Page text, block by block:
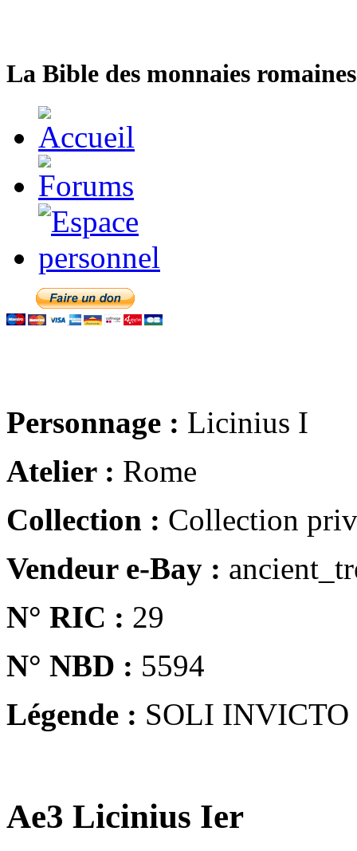
La Bible des monnaies
Personnage : Licinius I
Atelier : Rome
Collection : Collection
Vendeur e-Bay :
N° RIC : 29
N° NBD : 5594
Légende : SOLI
Ae3 Licinius Ier